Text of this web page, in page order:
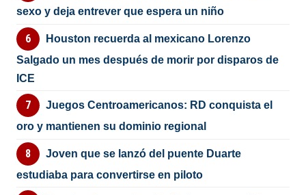
sexo y deja entrever que espera un niño
Houston recuerda al mexicano Lorenzo
Salgado un mes después de morir por disparos de
ICE
Juegos Centroamericanos: RD conquista el
oro y mantienen su dominio regional
Joven que se lanzó del puente Duarte
estudiaba para convertirse en piloto